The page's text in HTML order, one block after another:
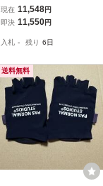
SSOS KOENIGSHAUBE
JACKET 長袖 サイクルジ
現在 11,548円
即決 11,550円
入札 - 残り 6日
送料無料